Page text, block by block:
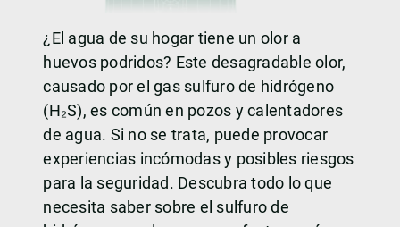
¿El agua de su hogar tiene un olor a
huevos podridos? Este desagradable olor,
causado por el gas sulfuro de hidrógeno
(H₂S), es común en pozos y calentadores
de agua. Si no se trata, puede provocar
experiencias incómodas y posibles riesgos
para la seguridad. Descubra todo lo que
necesita saber sobre el sulfuro de